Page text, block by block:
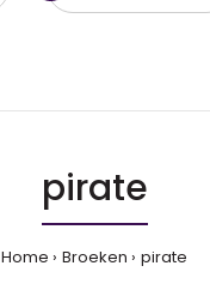
pirate
Home Broeken pirate